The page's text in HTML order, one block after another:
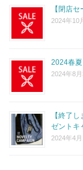
【閉店
2024年10
2024春
2024年8月
【終了
ゼントキ
2024年4月